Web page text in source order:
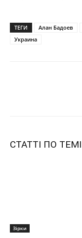
ТЕГИ Алан Бадоев
Украина
СТАТТІ ПО ТЕМІ
Зірки